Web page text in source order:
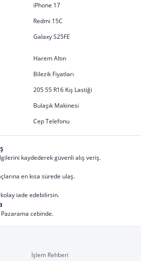
iPhone 17
Redmi 15C
Galaxy S25FE
Harem Altın
Bilezik Fiyatları
205 55 R16 Kış Lastiği
Bulaşık Makinesi
Cep Telefonu
kaydederek güvenli alış veriş.
en kısa sürede ulaş.
kolay iade edebilirsin.
cebinde.
İşlem Rehberi